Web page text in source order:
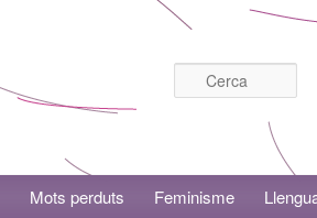
Mots perduts Feminisme